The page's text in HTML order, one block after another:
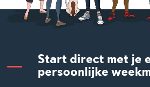
Start direct met je
persoonlijke